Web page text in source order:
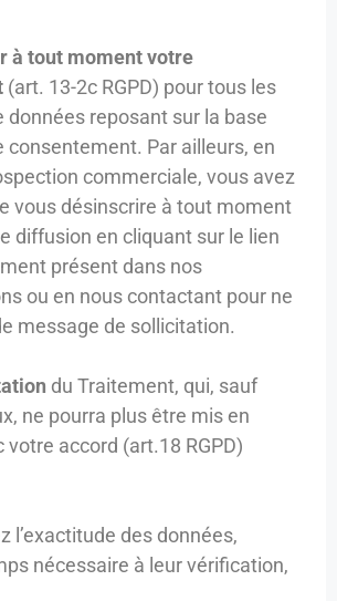
à tout moment votre
(art. 13-2c RGPD) pour tous les
reposant sur la base
consentement. Par ailleurs, en
commerciale, vous avez
vous désinscrire à tout moment
diffusion en cliquant sur le lien
présent dans nos
ou en nous contactant pour ne
message de sollicitation.
du Traitement, qui, sauf
ne pourra plus être mis en
votre accord (art.18 RGPD)
l’exactitude des données,
nécessaire à leur vérification,